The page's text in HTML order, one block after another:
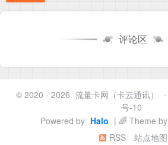
评论区
© 2020 - 2026 流量卡网（卡云通讯） -
号-10
Powered by Halo | 🌈 Theme by
RSS
站点地图